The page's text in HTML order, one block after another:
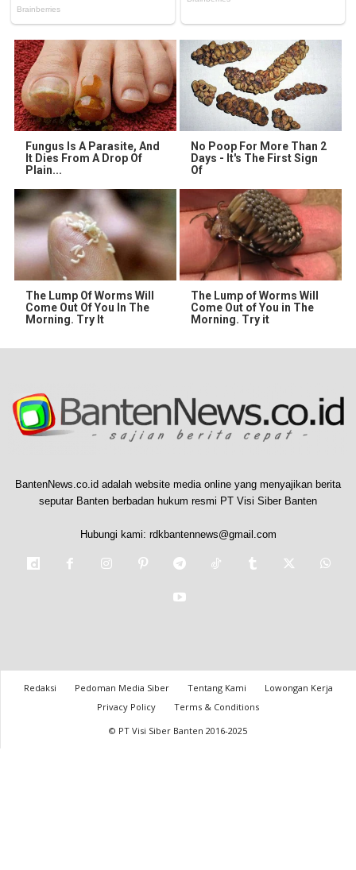
Fungus Is A Parasite, And
It Dies From A Drop Of
Plain...
No Poop For More Than 2
Days - It's The First Sign
Of
The Lump Of Worms Will
Come Out Of You In The
Morning. Try It
The Lump of Worms Will
Come Out of You in The
Morning. Try it
BantenNews.co.id adalah website media online yang menyajikan berita
seputar Banten berbadan hukum resmi PT Visi Siber Banten
Hubungi kami: rdkbantennews@gmail.com
Redaksi Pedoman Media Siber Tentang Kami
Lowongan Kerja
Privacy Policy
Terms & Conditions
© PT Visi Siber Banten 2016-2025